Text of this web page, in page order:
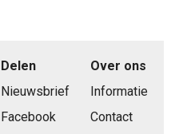
Delen
Nieuwsbrief
Facebook
Over ons
Informatie
Contact